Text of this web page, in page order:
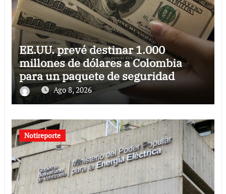
EE.UU. prevé destinar 1.000
millones de dólares a Colombia
para un paquete de seguridad
Ago 8, 2026
Notireporte